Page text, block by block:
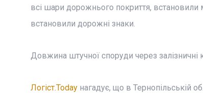
всі шари дорожнього покриття,
встановили дорожні знаки.
Довжина штучної споруди через залізничні
Логіст.Todayнагадує, що в Тернопільській